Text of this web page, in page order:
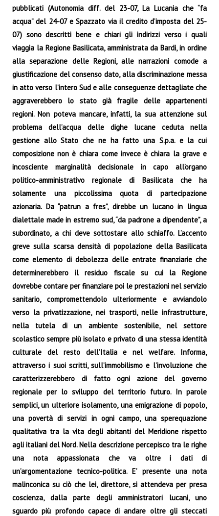
pubblicati (Autonomia diff. del 23-07, La Lucania che “fa
acqua” del 24-07 e Spazzato via il credito d’imposta del 25-
07) sonodescritti bene e chiari gli indirizzi verso i quali
viaggia la Regione Basilicata, amministrata da Bardi, in ordine
alla separazione delle Regioni, alle narrazioni comode a
giustificazione del consenso dato, alla discriminazione messa
in atto verso l’intero Sud e alle conseguenze dettagliate che
aggraverebbero lo stato già fragile delle appartenenti
regioni. Non poteva mancare, infatti, la sua attenzione sul
problema dell’acqua delle dighe lucane ceduta nella
gestione allo Stato che ne ha fatto una S.p.a. e la cui
composizione non è chiara come invece è chiara la grave e
incosciente marginalità decisionale in capo all’organo
politico-amministrativo regionale di Basilicata che ha
solamente una piccolissima quota di partecipazione
azionaria. Da “patrun a fres”, direbbe un lucano in lingua
dialettale made in estremo sud, “da padrone a dipendente”, a
subordinato, a chi deve sottostare allo schiaffo. L’accento
greve sulla scarsa densità di popolazione della Basilicata
come elemento di debolezza delle entrate finanziarie che
determinerebbero il residuo fiscale su cui la Regione
dovrebbe contare per finanziare poi le prestazioni nel servizio
sanitario, compromettendolo ulteriormente e avviandolo
verso la privatizzazione, nei trasporti, nelle infrastrutture,
nella tutela di un ambiente sostenibile, nel settore
scolastico sempre più isolato e privato di una stessa identità
culturale del resto dell’Italia e nel welfare. Informa,
attraverso i suoi scritti, sull’immobilismo e l’involuzione che
caratterizzerebbero di fatto ogni azione del governo
regionale per lo sviluppo del territorio futuro. In parole
semplici, un ulteriore isolamento, una emigrazione di popolo,
una povertà di servizi in ogni campo, una sperequazione
qualitativa tra la vita degli abitanti del Meridione rispetto
agli italiani del Nord. Nella descrizione percepisco tra le righe
una nota appassionata che va oltre i dati di
un’argomentazione tecnico-politica. E’ presente una nota
malinconica su ciò che lei, direttore, si attendeva per presa
coscienza, dalla parte degli amministratori lucani, uno
sguardo più profondo capace di andare oltre gli steccati